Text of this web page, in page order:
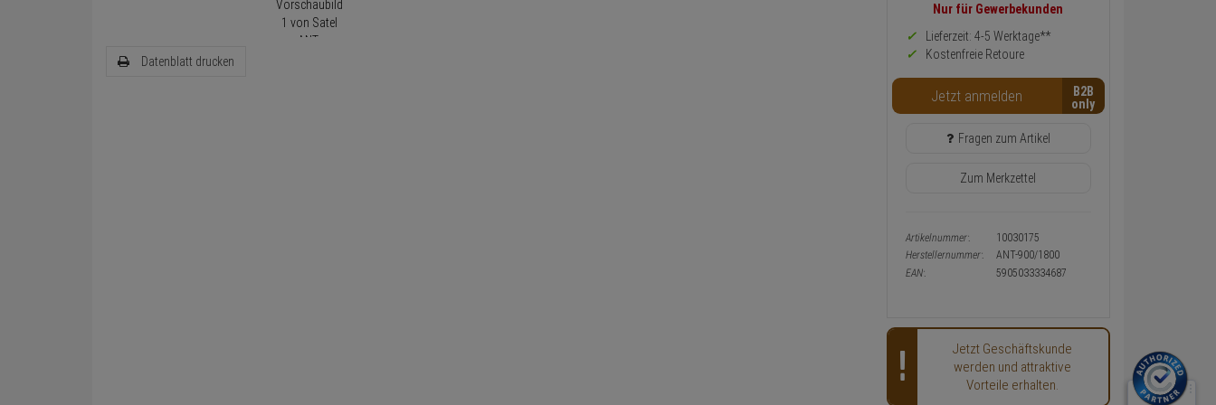
Datenblatt drucken
Verfügbakeit
und
Warenkorb-
oder
Konfigurieren-
Button
Nur für Gewerbekunden
Lieferzeit: 4-5 Werktage**
Kostenfreie Retoure
Jetzt anmelden B2B
Fragen zum Artikel
Zum Merkzettel
Artikelnummer:
10030175
Herstellernummer:
ANT-900/1800
EAN:
5905033334687
Jetzt Geschäftskunde
werden und attraktive
Vorteile erhalten.